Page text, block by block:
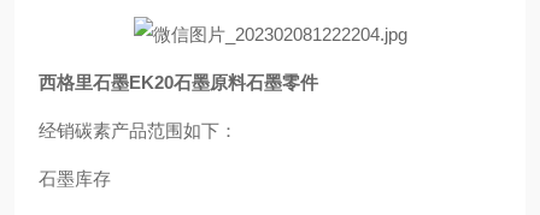
西格里石墨EK20石墨原料石墨零件
经销碳素产品范围如下：
石墨库存